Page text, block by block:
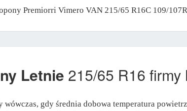
Premiorri Vimero VAN 215/65 R16C 109/107R
Letnie 215/65 R16 firmy
wówczas, gdy średnia dobowa temperatura